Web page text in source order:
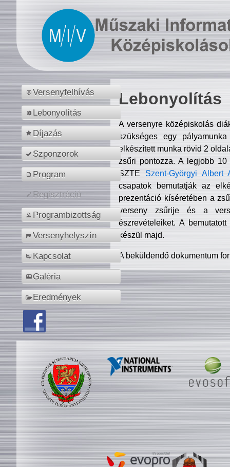
Versenyfelhívás
Lebonyolítás
Díjazás
Szponzorok
Program
Regisztráció
Programbizottság
Versenyhelyszín
Kapcsolat
Galéria
Eredmények
Lebonyolítás
A versenyre középiskolás
szükséges egy
elkészített munka rövid 2
zsűri pontozza. A legjobb
SZTE Szent-Györgyi Albert
csapatok bemutatják az
prezentáció kíséretében a
verseny zsűrije és a
észrevételeiket. A
készül majd.
A beküldendő dokumentum